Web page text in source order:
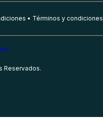
Términos y
Reservados.